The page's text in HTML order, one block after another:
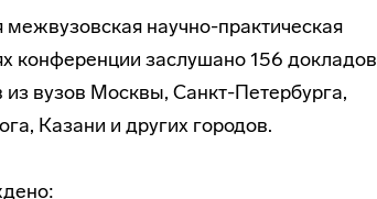
межвузовская научно-практическая
конференции заслушано 156 докладов
из вузов Москвы, Санкт-Петербурга,
Казани и других городов.